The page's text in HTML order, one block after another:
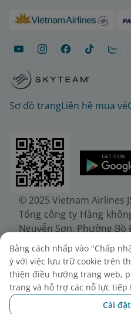
Sơ đồ trangLiên hệ mua vé
© 2025 Vietnam Airlines
Tổng công ty Hàng
Nguyễn Sơn, Phường Bồ
Điện thoại: (+84-24)
38722375
Giấy chứng nhận đăng
doanh nghiệp
30/6/2010, đăng ký
Bằng cách nhấp vào "Chấp
ý với việc lưu trữ cookie trên
thiện điều hướng trang web,
trang và hỗ trợ các nỗ lực tiếp
Cài